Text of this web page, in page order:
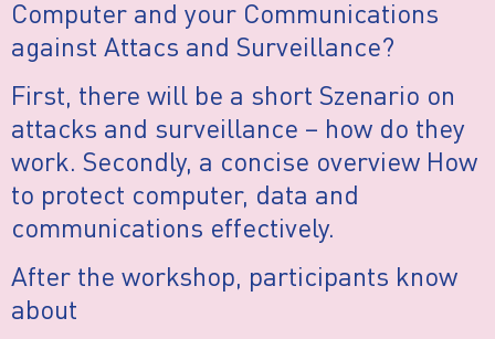
Computer and your Communications
against Attacs and Surveillance?
First, there will be a short Szenario on
attacks and surveillance – how do they
work. Secondly, a concise overview How
to protect computer, data and
communications effectively.
After the workshop, participants know
about